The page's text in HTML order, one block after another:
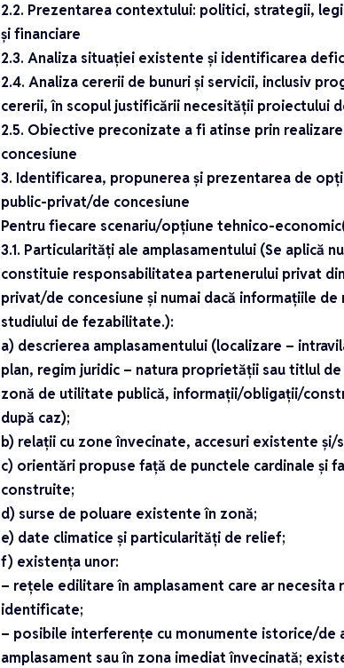
2.2. Prezentarea contextului: politici, strategii,
și financiare
2.3. Analiza situației existente și identificarea
2.4. Analiza cererii de bunuri și servicii, inclusiv
cererii, în scopul justificării necesității proiectului
2.5. Obiective preconizate a fi atinse prin
concesiune
3. Identificarea, propunerea și prezentarea de
public-privat/de concesiune
Pentru fiecare scenariu/opțiune tehnico-
3.1. Particularități ale amplasamentului (Se aplică
constituie responsabilitatea partenerului privat
privat/de concesiune și numai dacă informațiile
studiului de fezabilitate.):
a) descrierea amplasamentului (localizare –
plan, regim juridic – natura proprietății sau titlul
zonă de utilitate publică, informații/obligații/
după caz);
b) relații cu zone învecinate, accesuri existente și/
c) orientări propuse față de punctele cardinale și
construite;
d) surse de poluare existente în zonă;
e) date climatice și particularități de relief;
f) existența unor:
– rețele edilitare în amplasament care ar
identificate;
– posibile interferențe cu monumente istorice/de
amplasament sau în zona imediat învecinată;